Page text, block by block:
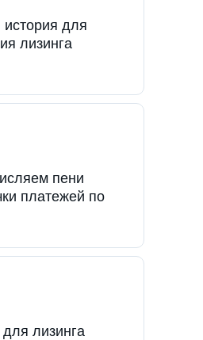
история для
лизинга
пени
платежей по
лизинга